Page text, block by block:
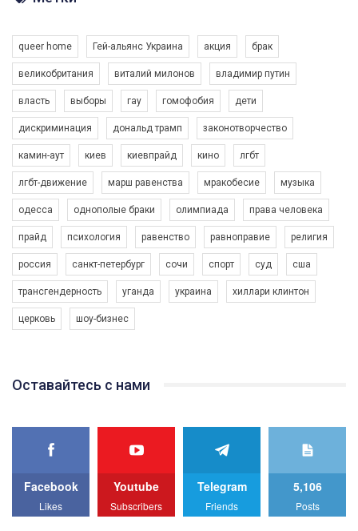
Разом наш голос лунає гучніше!
Зупинимо насильство проти ЛГБТ в Україні! Stop violence against LGBT in Ukraine!
6/30/2017
Емоційний та вражаючий промо-ролік на конкурс PACT, який
представляє програму "Гей-альянс Україна" з протидії
насильству проти ЛГБТ в Україні.
Ми просимо вашої підтримки, щоб реалізувати нашу
програму з боротьби з насильством проти ЛГБТ в Україні.
Якщо ти хочеш підтримати нас - просто натисни "лайк" під
best video, representing programme for the development of
We appeal to your support and ask to help us implement our plan
All you have to do is to press "Like" below the video.
Эмоционально сильный ролик от команды "Гей-альянс
1.9K Просмотров • 226 Нравится • 5 Комментариев
queer home Гей-альянс Украина акция брак
великобритания виталий милонов владимир путин
власть выборы гау гомофобия дети
дискриминация дональд трамп законотворчество
камин-аут киев киевпрайд кино лгбт
лгбт-движение марш равенства мракобесие музыка
одесса однополые браки олимпиада права человека
прайд психология равенство равноправие религия
россия санкт-петербург сочи спорт суд сша
трансгендерность уганда украина хиллари клинтон
церковь шоу-бизнес
Оставайтесь с нами
Facebook
Likes
Youtube
Subscribers
Telegram
Friends
5,106
Posts